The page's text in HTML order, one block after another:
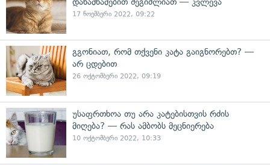
17 ნოემბერი 2022, 09:22
გგონიათ, რომ თქვენი კატა გაიგნორებთ? —
არ ცდებით
26 ოქტომბერი 2022, 09:19
უსაფრთხოა თუ არა კატებისთვის რძის
მიღება? — რას ამბობს მეცნიერება
10 ოქტომბერი 2022, 10:33